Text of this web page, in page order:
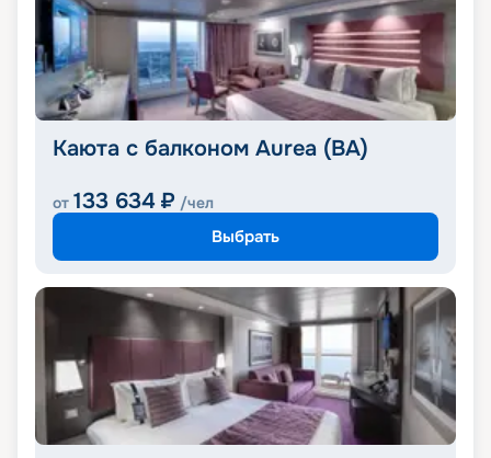
Каюта с балконом Aurea (BA)
от 133 634 ₽ /чел
Выбрать